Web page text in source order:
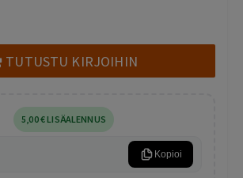
TUTUSTU KIRJOIHIN
5 ,00€LISÄALENNUS
Kopioi